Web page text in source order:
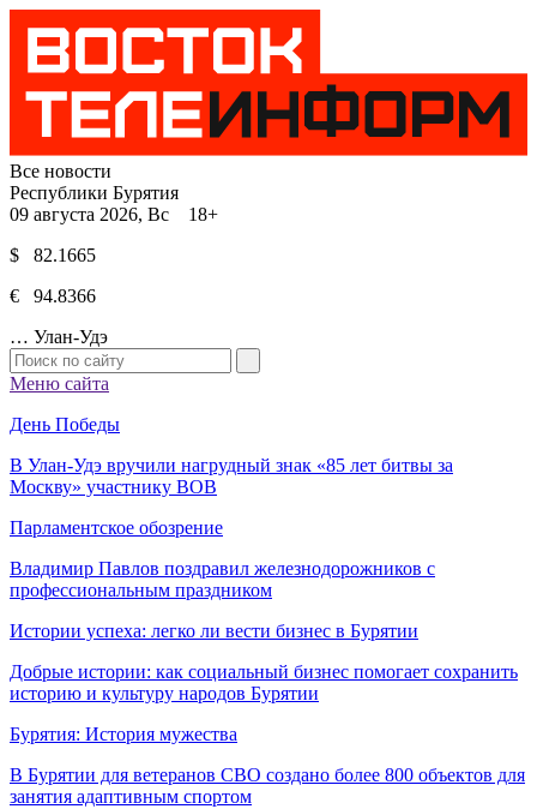
Все новости
Республики Бурятия
09 августа 2026, Вс 18+
$ 82.1665
€ 94.8366
… Улан-Удэ
Меню сайта
День Победы
В Улан-Удэ вручили нагрудный знак «85 лет битвы за
Москву» участнику ВОВ
Парламентское обозрение
Владимир Павлов поздравил железнодорожников с
профессиональным праздником
Истории успеха: легко ли вести бизнес в Бурятии
Добрые истории: как социальный бизнес помогает сохранить
историю и культуру народов Бурятии
Бурятия: История мужества
В Бурятии для ветеранов СВО создано более 800 объектов для
занятия адаптивным спортом